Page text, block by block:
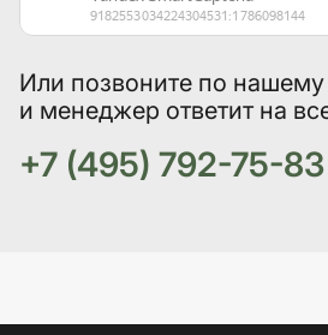
Или позвоните по нашему
и менеджер ответит на
+7 (495) 792-75-83